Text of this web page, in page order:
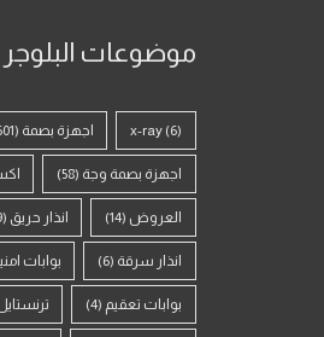
موضوعات البلوجر
x-ray (6) اجهزة بصمة (601)
اجهزة بصمة وجة (58)
العروض (14) انذار حريق (9)
انذار سرقة (6) بوابات
بوابات تعقيم (4)